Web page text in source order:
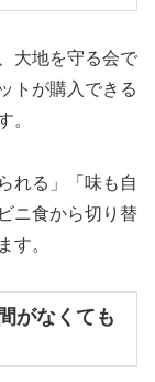
大地を守る会で
トが購入できる
。
れる」「味も自
ニ食から切り替
す。
がなくても